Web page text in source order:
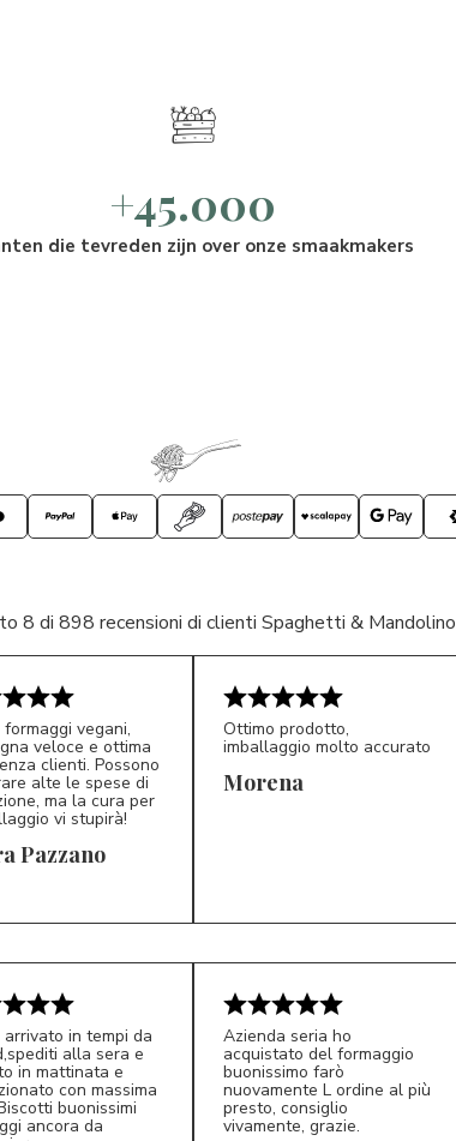
+45.000
die tevreden zijn over onze smaakmakers
8 di 898 recensioni di clienti Spaghetti & Mandolino
5/5
vegani,
veloce e ottima
clienti. Possono
alte le spese di
ma la cura per
vi stupirà!
Pazzano
Ottimo prodotto,
imballaggio molto accurato
Morena
arrivato in tempi da
alla sera e
in mattinata e
con massima
buonissimi
ancora da
Azienda seria ho
acquistato del formaggio
buonissimo farò
nuovamente L ordine al più
presto, consiglio
vivamente, grazie.